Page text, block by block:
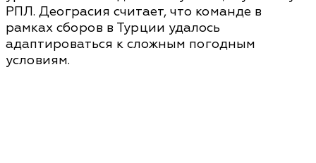
РПЛ. Деограсия считает, что команде в
рамках сборов в Турции удалось
адаптироваться к сложным погодным
условиям.